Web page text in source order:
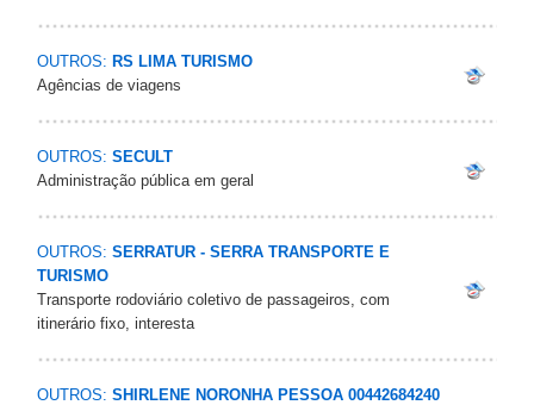
OUTROS: RS LIMA TURISMO
Agências de viagens
OUTROS: SECULT
Administração pública em geral
OUTROS: SERRATUR - SERRA TRANSPORTE E
TURISMO
Transporte rodoviário coletivo de passageiros, com
itinerário fixo, interesta
OUTROS: SHIRLENE NORONHA PESSOA 00442684240